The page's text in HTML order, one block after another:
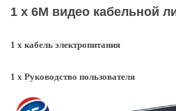
1 х 6M видео кабельной
1 х кабель электропитания
1 х Руководство пользователя